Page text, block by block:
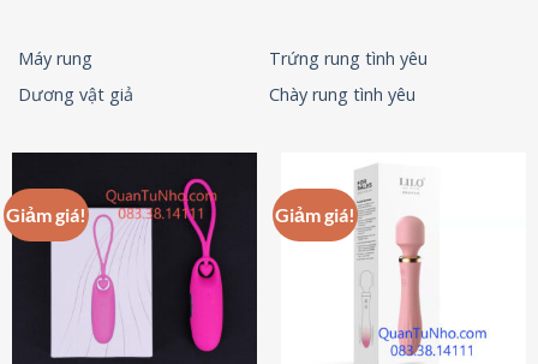
Máy rung
Trứng rung tình yêu
Dương vật giả
Chày rung tình yêu
Giảm giá! Giảm giá!